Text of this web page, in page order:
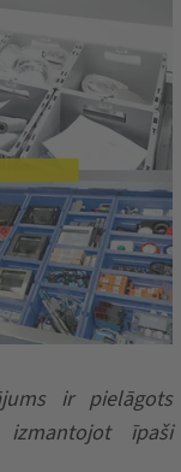
ir pielāgots
izmantojot īpaši